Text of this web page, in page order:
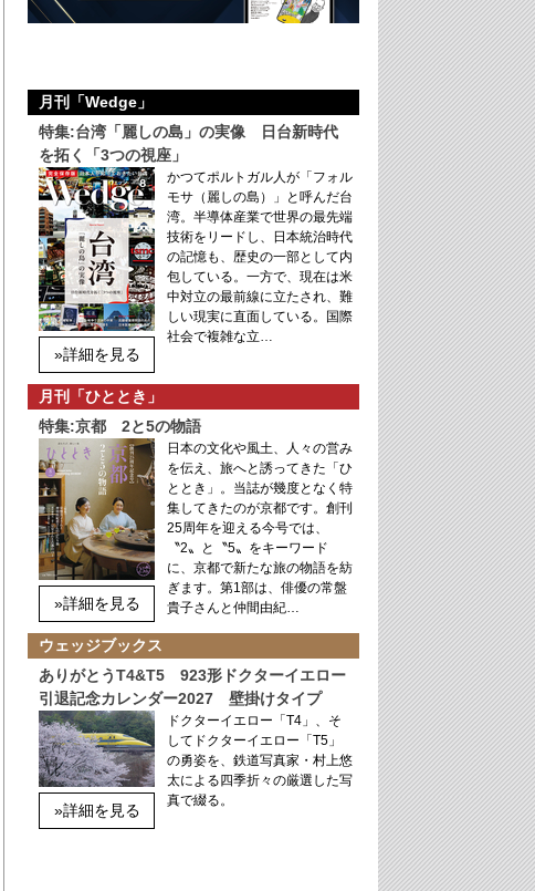
月刊「Wedge」
特集:台湾「麗しの島」の実像 日台新時代
を拓く「3つの視座」
»詳細を見る
かつてポルトガル人が「フォル
モサ（麗しの島）」と呼んだ台
湾。半導体産業で世界の最先端
技術をリードし、日本統治時代
の記憶も、歴史の一部として内
包している。一方で、現在は米
中対立の最前線に立たされ、難
しい現実に直面している。国際
社会で複雑な立…
月刊「ひととき」
特集:京都 2と5の物語
»詳細を見る
日本の文化や風土、人々の営み
を伝え、旅へと誘ってきた「ひ
ととき」。当誌が幾度となく特
集してきたのが京都です。創刊
25周年を迎える今号では、
〝2〟と〝5〟をキーワード
に、京都で新たな旅の物語を紡
ぎます。第1部は、俳優の常盤
貴子さんと仲間由紀…
ウェッジブックス
ありがとうT4&T5 923形ドクターイエロー
引退記念カレンダー2027 壁掛けタイプ
»詳細を見る
ドクターイエロー「T4」、そ
してドクターイエロー「T5」
の勇姿を、鉄道写真家・村上悠
太による四季折々の厳選した写
真で綴る。